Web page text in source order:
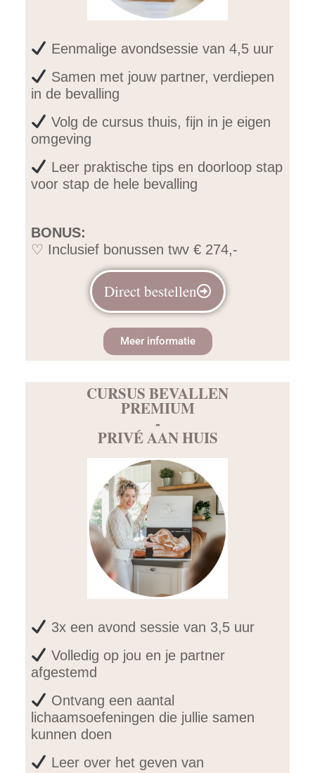
Eenmalige avondsessie van 4,5 uur
Samen met jouw partner, verdiepen
in de bevalling
Volg de cursus thuis, fijn in je eigen
omgeving
Leer praktische tips en doorloop stap
voor stap de hele bevalling
BONUS:
♡ Inclusief bonussen twv € 274,-
Direct bestellen
Meer informatie
CURSUS BEVALLEN
PREMIUM
-
PRIVÉ AAN HUIS
3x een avond sessie van 3,5 uur
Volledig op jou en je partner
afgestemd
Ontvang een aantal
lichaamsoefeningen die jullie samen
kunnen doen
Leer over het geven van